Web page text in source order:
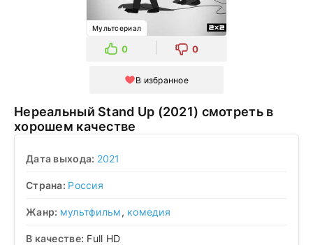
Мультсериал
0 0
В избранное
Нереальный Stand Up (2021) смотреть в
хорошем качестве
Дата выхода: 2021
Страна: Россия
Жанр: мультфильм, комедия
В качестве: Full HD